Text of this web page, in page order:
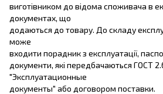
виготівником до відома споживача в
документах, що
додаються до товару. До складу
може
входити порадник з експлуатації,
документи, які передбачаються ГОСТ
"Эксплуатационные
документы" або договором поставки.